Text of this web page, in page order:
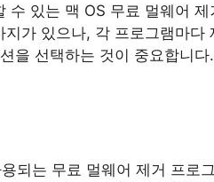
있는 맥 OS 무료 멀웨어 제
가 있으나, 각 프로그램마다
을 선택하는 것이 중요합니다
되는 무료 멀웨어 제거 프로